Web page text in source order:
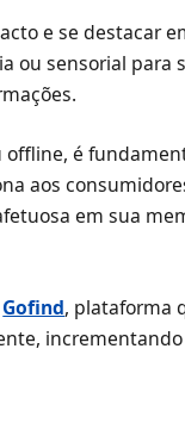
e se destacar
ou sensorial
é
aos
em sua
Gofind, plataforma